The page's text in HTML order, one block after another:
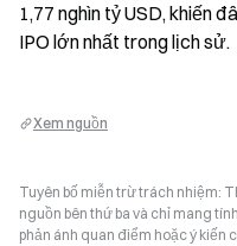
1,77 nghìn tỷ USD, khiến
IPO lớn nhất trong lịch sử.
Xem nguồn
Tuyên bố miễn trừ trách nhiệm:
nguồn bên thứ ba và chỉ mang
phản ánh quan điểm hoặc ý kiến